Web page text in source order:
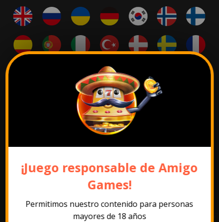
Pack promocional
Los juegos más
populares
¡Juego responsable de Amigo
Games!
Permitimos nuestro contenido para personas
mayores de 18 años